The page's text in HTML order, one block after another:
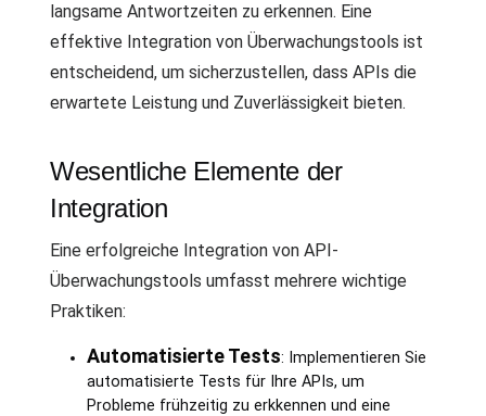
langsame Antwortzeiten zu erkennen. Eine
effektive Integration von Überwachungstools ist
entscheidend, um sicherzustellen, dass APIs die
erwartete Leistung und Zuverlässigkeit bieten.
Wesentliche Elemente der
Integration
Eine erfolgreiche Integration von API-
Überwachungstools umfasst mehrere wichtige
Praktiken:
Automatisierte Tests: Implementieren Sie
automatisierte Tests für Ihre APIs, um
Probleme frühzeitig zu erkkennen und eine